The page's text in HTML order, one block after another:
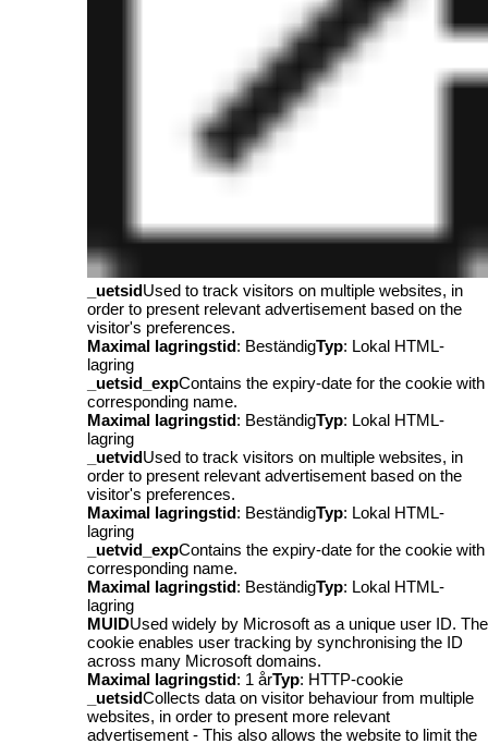
_uetsidUsed to track visitors on multiple websites, in
order to present relevant advertisement based on the
visitor's preferences.
Maximal lagringstid: BeständigTyp: Lokal HTML-
lagring
_uetsid_expContains the expiry-date for the cookie with
corresponding name.
Maximal lagringstid: BeständigTyp: Lokal HTML-
lagring
_uetvidUsed to track visitors on multiple websites, in
order to present relevant advertisement based on the
visitor's preferences.
Maximal lagringstid: BeständigTyp: Lokal HTML-
lagring
_uetvid_expContains the expiry-date for the cookie with
corresponding name.
Maximal lagringstid: BeständigTyp: Lokal HTML-
lagring
MUIDUsed widely by Microsoft as a unique user ID. The
cookie enables user tracking by synchronising the ID
across many Microsoft domains.
Maximal lagringstid: 1 årTyp: HTTP-cookie
_uetsidCollects data on visitor behaviour from multiple
websites, in order to present more relevant
advertisement - This also allows the website to limit the